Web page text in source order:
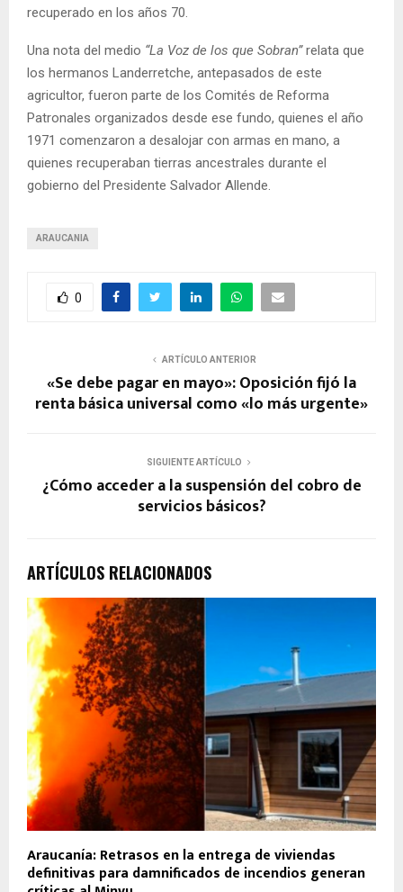
recuperado en los años 70.
Una nota del medio “La Voz de los que Sobran”relata que
los hermanos Landerretche, antepasados de este
agricultor, fueron parte de los Comités de Reforma
Patronales organizados desde ese fundo, quienes el año
1971 comenzaron a desalojar con armas en mano, a
quienes recuperaban tierras ancestrales durante el
gobierno del Presidente Salvador Allende.
ARAUCANIA
0
ARTÍCULO ANTERIOR
«Se debe pagar en mayo»: Oposición fijó la
renta básica universal como «lo más urgente»
SIGUIENTE ARTÍCULO
¿Cómo acceder a la suspensión del cobro de
servicios básicos?
ARTÍCULOS RELACIONADOS
Araucanía: Retrasos en la entrega de viviendas
definitivas para damnificados de incendios generan